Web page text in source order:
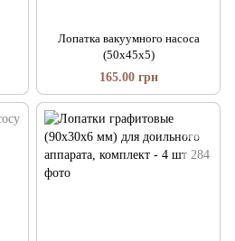
Лопатка вакуумного насоса
(50х45х5)
165.00 грн